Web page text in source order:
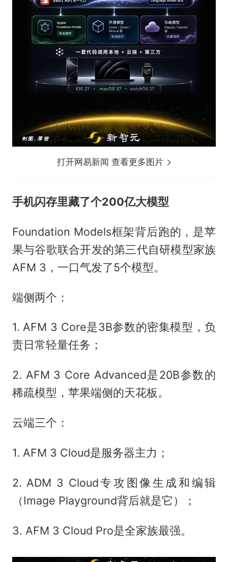
打开网易新闻 查看更多图片
手机闪存里藏了个200亿大模型
Foundation Models框架背后跑的，是苹
果与谷歌联合开发的第三代自研模型家族
AFM 3，一口气发了5个模型。
端侧两个：
1. AFM 3 Core是3B参数的密集模型，负
责日常轻量任务；
2. AFM 3 Core Advanced是20B参数的
稀疏模型，苹果端侧的天花板。
云端三个：
1. AFM 3 Cloud是服务器主力；
2. ADM 3 Cloud专攻图像生成和编辑
（Image Playground背后就是它）；
3. AFM 3 Cloud Pro是全家族最强。